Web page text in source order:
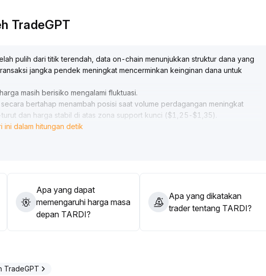
TradeGPT
pulih dari titik terendah, data on-chain menunjukkan struktur dana yang
jangka pendek meningkat mencerminkan keinginan dana untuk
masih berisiko mengalami fluktuasi.
bertahap menambah posisi saat volume perdagangan meningkat
dan harga stabil di atas zona support kunci ($1,25-$1,35)
risiko likuidasi terkendali, tetap perhatikan perubahan suku bunga dana
bersamaan, serta waspadai divergence harga dan dana yang dapat
pendek, dan memanfaatkan keuntungan alokasi di pasar bull.
ini dalam hitungan detik
Apa yang dapat
memengaruhi harga masa
depan TARDI?
Apa yang dikatakan
trader tentang TARDI?
TradeGPT